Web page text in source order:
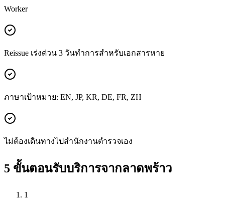
Worker
Reissue เร่งด่วน 3 วันทำการสำหรับเอกสารหาย
ภาษาเป้าหมาย: EN, JP, KR, DE, FR, ZH
ไม่ต้องเดินทางไปสำนักงานตำรวจเอง
5 ขั้นตอนรับบริการจากลาดพร้าว
1